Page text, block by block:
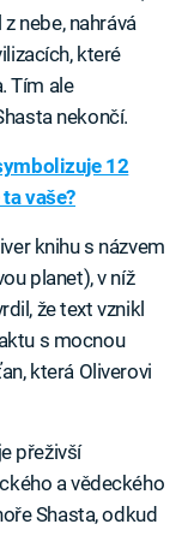
nebe, nahrává
které
Tím ale
nekončí.
12
vaše?
knihu s názvem
planet), v níž
že text vznikl
s mocnou
která Oliverovi
přeživší
a vědeckého
Shasta, odkud